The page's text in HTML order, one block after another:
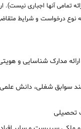
تمامی آنها اجباری نیست).
نوع درخواست و شرایط
مدارک شناسایی و
سوابق شغلی، دانش
تحصیلی